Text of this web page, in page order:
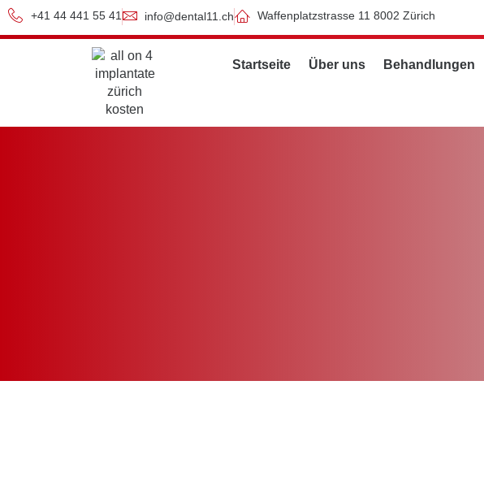
+41 44 441 55 41 info@dental11.ch Waffenplatzstrasse 11 8002 Zürich
Startseite Über uns Behandlungen